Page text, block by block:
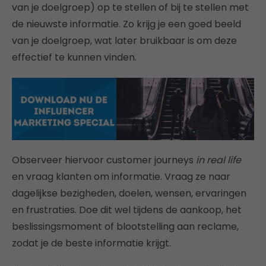
van je doelgroep) op te stellen of bij te stellen met
de nieuwste informatie. Zo krijg je een goed beeld
van je doelgroep, wat later bruikbaar is om deze
effectief te kunnen vinden.
Observeer hiervoor customer journeys in real life
en vraag klanten om informatie. Vraag ze naar
dagelijkse bezigheden, doelen, wensen, ervaringen
en frustraties. Doe dit wel tijdens de aankoop, het
beslissingsmoment of blootstelling aan reclame,
zodat je de beste informatie krijgt.